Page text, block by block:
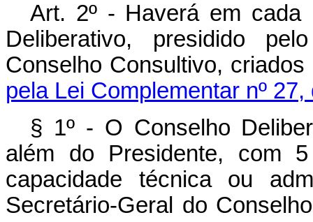
Art. 2º - Haverá em cada
Deliberativo, presidido
Conselho Consultivo,
pela Lei Complementar nº 27,
§ 1º - O Conselho
além do Presidente, com
capacidade técnica ou
Secretário-Geral do